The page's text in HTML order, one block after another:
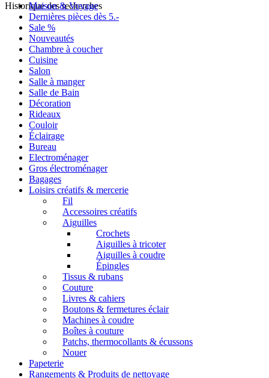
Historique des recherches
Maison & Voyage
Dernières pièces dès 5.-
Sale %
Nouveautés
Chambre à coucher
Cuisine
Salon
Salle à manger
Salle de Bain
Décoration
Rideaux
Couloir
Éclairage
Bureau
Electroménager
Gros électroménager
Bagages
Loisirs créatifs & mercerie
Fil
Accessoires créatifs
Aiguilles
Crochets
Aiguilles à tricoter
Aiguilles à coudre
Épingles
Tissus & rubans
Couture
Livres & cahiers
Boutons & fermetures éclair
Machines à coudre
Boîtes à couture
Patchs, thermocollants & écussons
Nouer
Papeterie
Rangements & Produits de nettoyage